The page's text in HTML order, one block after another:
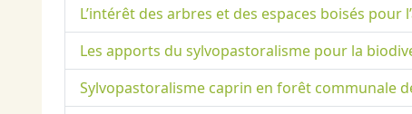
L’intérêt des arbres et des espaces boisés pour
Les apports du sylvopastoralisme pour la
Sylvopastoralisme caprin en forêt communale